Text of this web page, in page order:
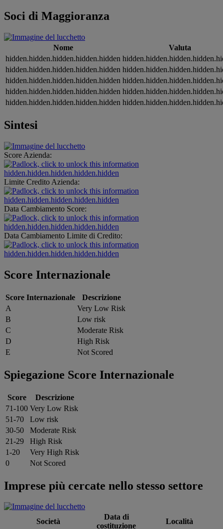
Soci di Maggioranza
Nome
Valuta
hidden.hidden.hidden.hidden.hidden
hidden.hidden.hidden.hidden.hidden
hidden.hidden.hidden.hidden.hidden
hidden.hidden.hidden.hidden.hidden
hidden.hidden.hidden.hidden.hidden
Sintesi
Score Azienda:
hidden.hidden.hidden.hidden.hidden
Limite Credito Azienda:
hidden.hidden.hidden.hidden.hidden
Data Cambiamento Score:
hidden.hidden.hidden.hidden.hidden
Data Cambiamento Limite di Credito:
hidden.hidden.hidden.hidden.hidden
Score Internazionale
Score Internazionale
Descrizione
A
Very Low Risk
B
Low risk
C
Moderate Risk
D
High Risk
E
Not Scored
Spiegazione Score Internazionale
Score
Descrizione
71-100 Very Low Risk
51-70
Low risk
30-50
Moderate Risk
21-29
High Risk
1-20
Very High Risk
0
Not Scored
Imprese più cercate nello stesso settore
Società
Data di
costituzione
Località